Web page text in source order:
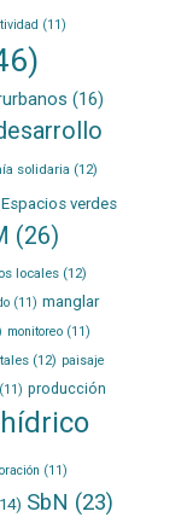
(11)
(16)
solidaria (12)
Espacios verdes
(26)
locales(12)
(11) manglar
monitoreo(11)
(12) paisaje
producción
(11)
SbN (23)